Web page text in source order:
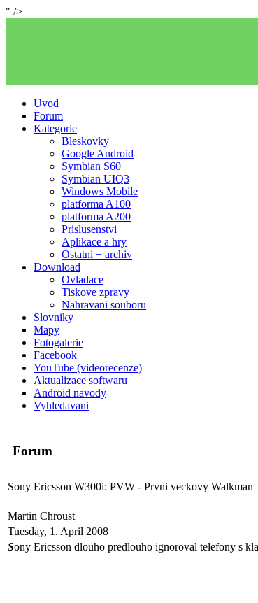
" />
Uvod
Forum
Kategorie
Bleskovky
Google Android
Symbian S60
Symbian UIQ3
Windows Mobile
platforma A100
platforma A200
Prislusenstvi
Aplikace a hry
Ostatni + archiv
Download
Ovladace
Tiskove zpravy
Nahravani souboru
Slovniky
Mapy
Fotogalerie
Facebook
YouTube (videorecenze)
Aktualizace softwaru
Android navody
Vyhledavani
Forum
Sony Ericsson W300i: PVW - Prvni veckovy Walkman
Martin Chroust
Tuesday, 1. April 2008
Sony Ericsson dlouho predlouho ignoroval telefony s